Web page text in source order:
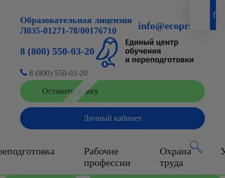
Образовательная лицензия
Л035-01271-78/00176710
info@ecoprf.ru
8 (800) 550-03-20
8 (800) 550-03-20
Оставить заявку
Личный кабинет
Рабочие
профессии
Охрана
труда